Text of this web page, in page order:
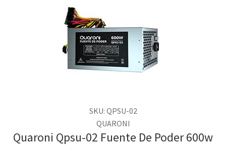
SKU: QPSU-02
QUARONI
Quaroni Qpsu-02 Fuente De Poder 600w